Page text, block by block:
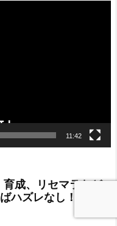
11:42
成、リセマラなど
ハズレなし！限定キ